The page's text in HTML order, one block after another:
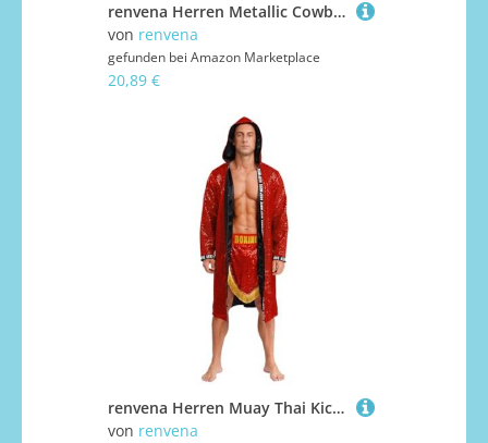
renvena Herren Metallic Cowboyhose Lang Hose Chaps Überzughose mit Quasten Saum Vintage Western Kostüm Fasching Karneval Outfit Gold L
von renvena
gefunden bei Amazon Marketplace
20,89 €
renvena Herren Muay Thai Kickboxer Kostüm Pailletten Mantel Robe mit Kapuzen Boxen Shorts Mottparty Fasching Karneval Kostüm Rot XL
von renvena